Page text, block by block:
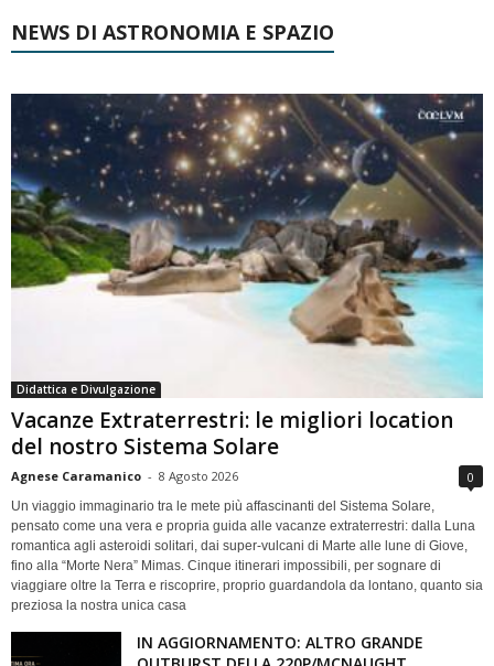
NEWS DI ASTRONOMIA E SPAZIO
Didattica e Divulgazione
Vacanze Extraterrestri: le migliori location
del nostro Sistema Solare
Agnese Caramanico - 8 Agosto 2026 0
Un viaggio immaginario tra le mete più affascinanti del Sistema Solare,
pensato come una vera e propria guida alle vacanze extraterrestri: dalla Luna
romantica agli asteroidi solitari, dai super-vulcani di Marte alle lune di Giove,
fino alla “Morte Nera” Mimas. Cinque itinerari impossibili, per sognare di
viaggiare oltre la Terra e riscoprire, proprio guardandola da lontano, quanto sia
preziosa la nostra unica casa
IN AGGIORNAMENTO: ALTRO GRANDE